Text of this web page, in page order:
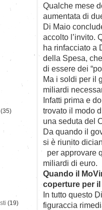
Qualche mese
aumentata di
Di Maio
accolto l’invito.
ha rinfacciato a
della Spesa,
di essere dei
Ma i soldi per il
miliardi
Infatti prima e
trovato il modo
una seduta del
Da quando il
si è riunito
per approvare
miliardi di euro.
Quando il
coperture per
In tutto questo
figuraccia
(35)
(19)